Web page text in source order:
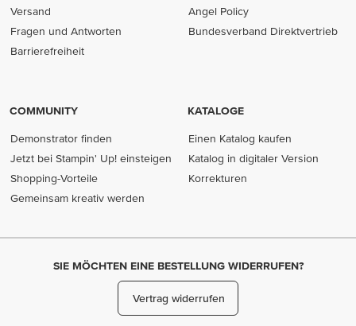
Versand
Fragen und Antworten
Barrierefreiheit
Angel Policy
Bundesverband Direktvertrieb
COMMUNITY
Demonstrator finden
Jetzt bei Stampin' Up! einsteigen
Shopping-Vorteile
Gemeinsam kreativ werden
KATALOGE
Einen Katalog kaufen
Katalog in digitaler Version
Korrekturen
SIE MÖCHTEN EINE BESTELLUNG WIDERRUFEN?
Vertrag widerrufen